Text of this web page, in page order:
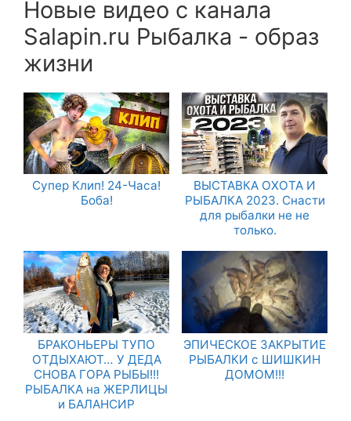
Новые видео с канала
Salapin.ru Рыбалка - образ
жизни
Супер Клип! 24-Часа!
Боба!
ВЫСТАВКА ОХОТА И
РЫБАЛКА 2023. Снасти
для рыбалки не не
только.
БРАКОНЬЕРЫ ТУПО
ОТДЫХАЮТ… У ДЕДА
СНОВА ГОРА РЫБЫ!!!
РЫБАЛКА на ЖЕРЛИЦЫ
и БАЛАНСИР
ЭПИЧЕСКОЕ ЗАКРЫТИЕ
РЫБАЛКИ с ШИШКИН
ДОМОМ!!!